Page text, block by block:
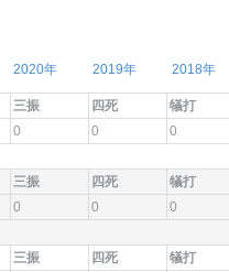
2020年 2019年 2018年
三振 四死 犠打
0 0 0
三振 四死 犠打
0 0 0
三振 四死 犠打